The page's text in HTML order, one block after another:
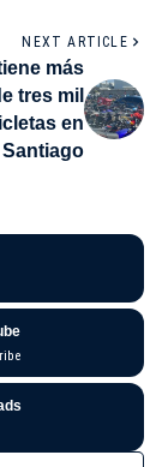
NEXT ARTICLE
más
tres mil
en
Santiago